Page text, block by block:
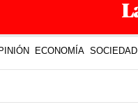
ECONOMÍA SOCIEDAD